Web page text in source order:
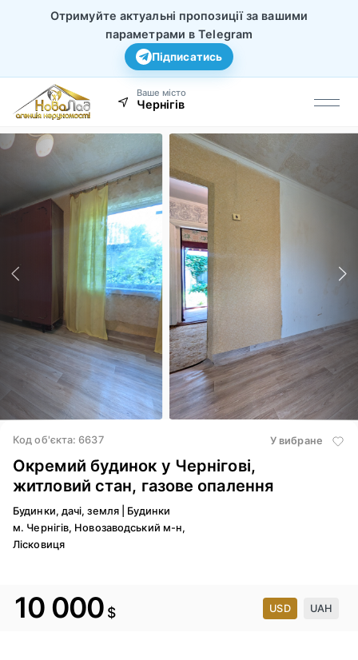
Отримуйте актуальні пропозиції за вашими
параметрами в Telegram
Підписатись
Ваше місто
Чернігів
Код об'єкта: 6637 У вибране
Окремий будинок у Чернігові,
житловий стан, газове опалення
Будинки, дачі, земля
Будинки
м. Чернігів, Новозаводський м-н,
Лісковиця
10 000 $ USD UAH